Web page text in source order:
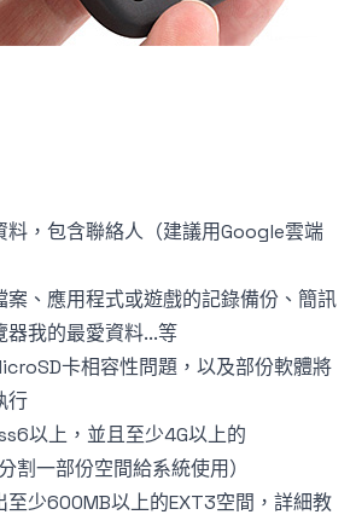
料，包含聯絡人（建議用Google雲端
、應用程式或遊戲的記錄備份、簡訊
我的最愛資料...等
卡相容性問題，以及部份軟體將
行
以上，並且至少4G以上的
割一部份空間給系統使用）
至少600MB以上的EXT3空間，詳細教